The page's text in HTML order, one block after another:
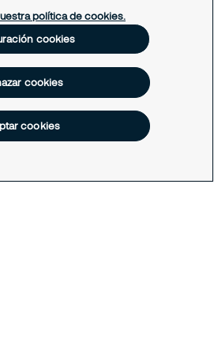
política de cookies.
cookies
cookies
cookies